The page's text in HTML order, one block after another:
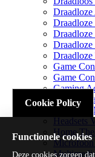
Draadloze
Draadloze
Draadloze
Game
Game
Gaming
Headsets
Home
Microfoon
Cookie Policy
Functionele cookies
Deze cookies zorgen